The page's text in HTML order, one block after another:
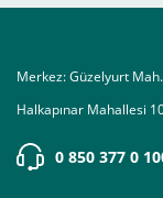
Merkez: Güzelyurt
Halkapınar Mahallesi
0 850 377 0